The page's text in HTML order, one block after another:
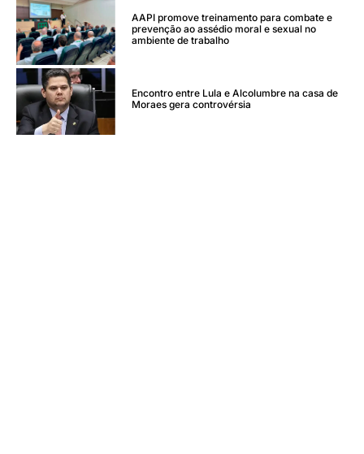
AAPI promove treinamento para combate e
prevenção ao assédio moral e sexual no
ambiente de trabalho
Encontro entre Lula e Alcolumbre na casa de
Moraes gera controvérsia